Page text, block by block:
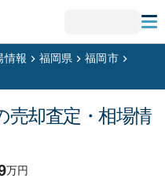
情報 福岡県
福岡市
売却査定・相場情
万円